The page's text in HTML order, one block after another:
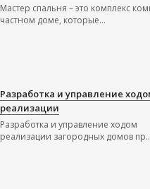
Мастер спальня – это комплекс
частном доме, которые...
Разработка и управление
реализации
Разработка и управление ходом
реализации загородных домов